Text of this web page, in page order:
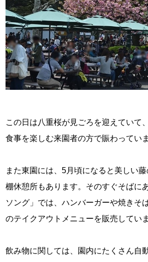
この日は八重桜が見ごろを迎えていて
食事を楽しむ来園者の方で賑わってい
また東園には、5月頃になると美しい
棚休憩所もあります。そのすぐそばに
ソング」では、ハンバーガーや焼きそ
のテイクアウトメニューを販売していま
飲み物に関しては、園内にたくさん自